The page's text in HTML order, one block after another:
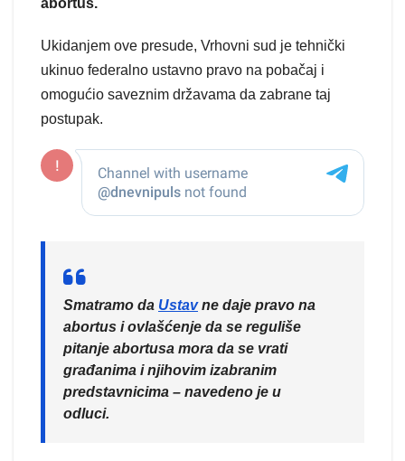
abortus.
Ukidanjem ove presude, Vrhovni sud je tehnički
ukinuo federalno ustavno pravo na pobačaj i
omogućio saveznim državama da zabrane taj
postupak.
Smatramo da Ustavne daje pravo na
abortus i ovlašćenje da se reguliše
pitanje abortusa mora da se vrati
građanima i njihovim izabranim
predstavnicima – navedeno je u
odluci.